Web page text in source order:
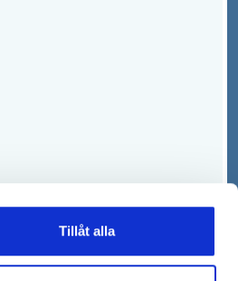
Tillåt alla